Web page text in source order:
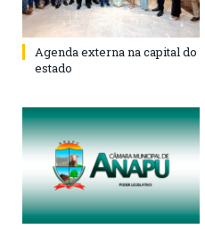
Agenda externa na capital do
estado